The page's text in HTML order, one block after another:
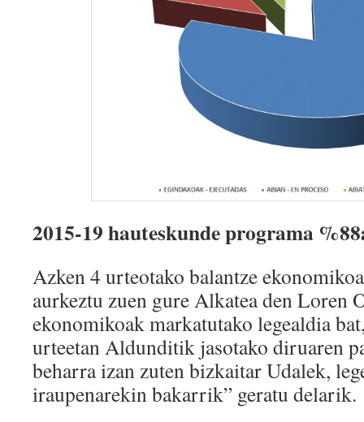
2015-19 hauteskunde programa
Azken 4 urteotako balantze
aurkeztu zuen gure Alkatea den Loren
ekonomikoak markatutako legealdia
urteetan Aldunditik jasotako diruaren
beharra izan zuten bizkaitar Udalek,
iraupenarekin bakarrik” geratu delarik.